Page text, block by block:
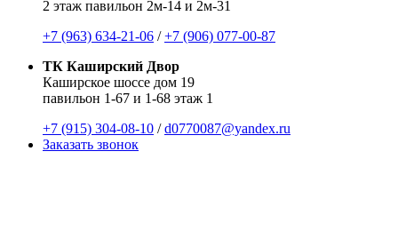
2 этаж павильон 2м-14 и 2м-31
+7 (963) 634-21-06 /+7 (906) 077-00-87
ТК Каширский Двор
Каширское шоссе дом 19
павильон 1-67 и 1-68 этаж 1
+7 (915) 304-08-10 /d0770087@yandex.ru
Заказать звонок